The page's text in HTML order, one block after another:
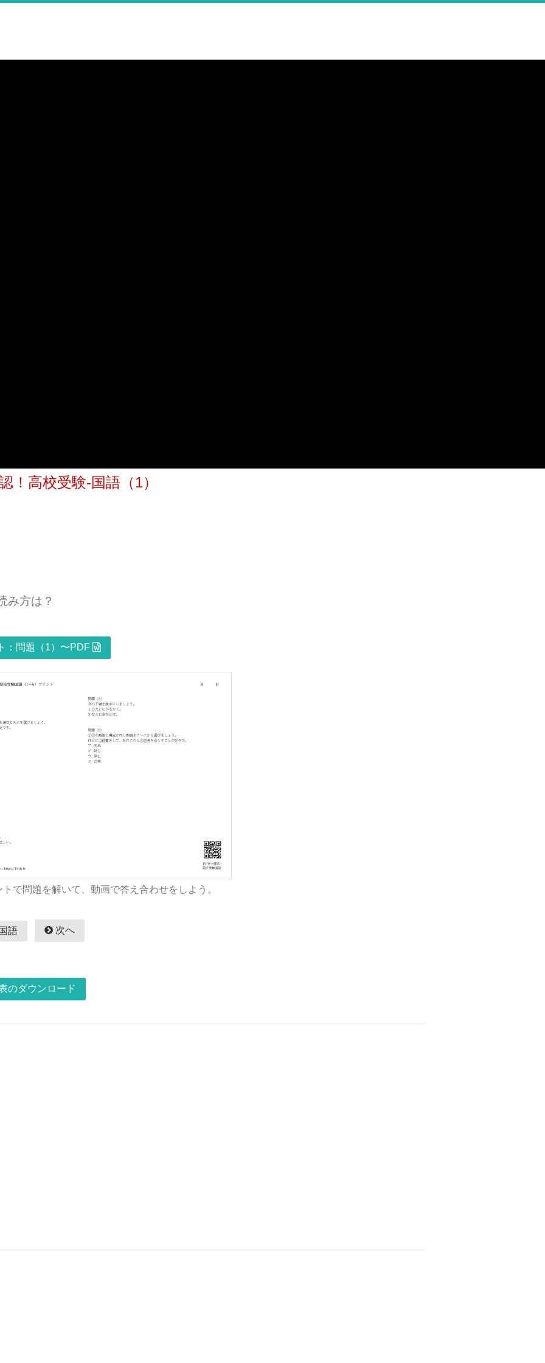
！高校受験-国語（1）
み方は？
問題（1）〜PDF
で問題を解いて、動画で答え合わせをしよう。
語 次へ
のダウンロード